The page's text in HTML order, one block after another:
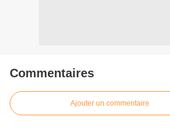
Commentaires
Ajouter un commentaire